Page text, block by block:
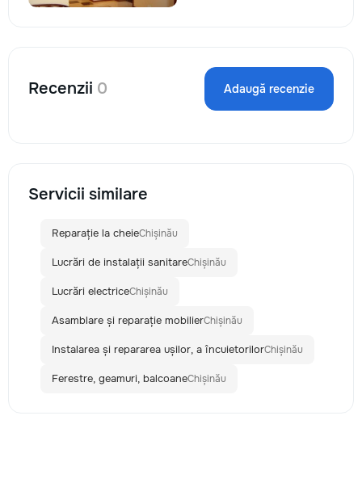
Recenzii 0 Adaugă recenzie
Servicii similare
Reparație la cheieChișinău
Lucrări de instalații sanitareChișinău
Lucrări electriceChișinău
Asamblare și reparație mobilierChișinău
Instalarea și repararea ușilor, a încuietorilorChișinău
Ferestre, geamuri, balcoaneChișinău